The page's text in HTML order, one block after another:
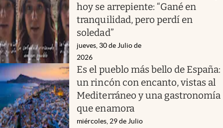
hoy se arrepiente: “Gané en
tranquilidad, pero perdí en
soledad”
jueves, 30 de Julio de
2026
Es el pueblo más bello de España:
un rincón con encanto, vistas al
Mediterráneo y una gastronomía
que enamora
miércoles, 29 de Julio